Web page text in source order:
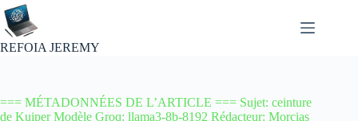
Passer
au
contenu
REFOIA JEREMY
=== MÉTADONNÉES DE L’ARTICLE === Sujet: ceinture
de Kuiper Modèle Groq: llama3-8b-8192 Rédacteur: Morcias